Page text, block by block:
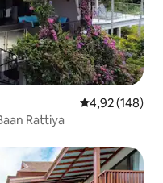
Évaluation
4,92 (148)
Rattiya